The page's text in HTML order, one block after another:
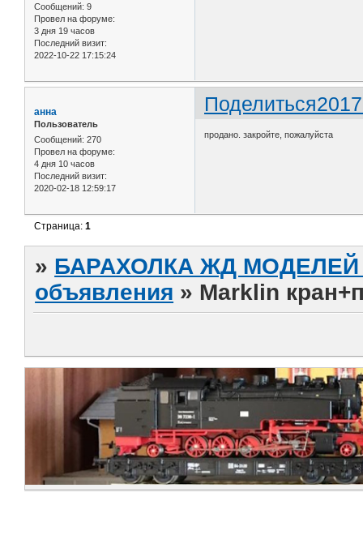
Сообщений: 9
Провел на форуме:
3 дня 19 часов
Последний визит:
2022-10-22 17:15:24
Поделиться
анна
Пользователь
Сообщений: 270
Провел на форуме:
4 дня 10 часов
Последний визит:
2020-02-18 12:59:17
продано. закройте, пожалуйста
Страница:1
» БАРАХОЛКА ЖД МОДЕЛЕЙ
объявления » Marklin